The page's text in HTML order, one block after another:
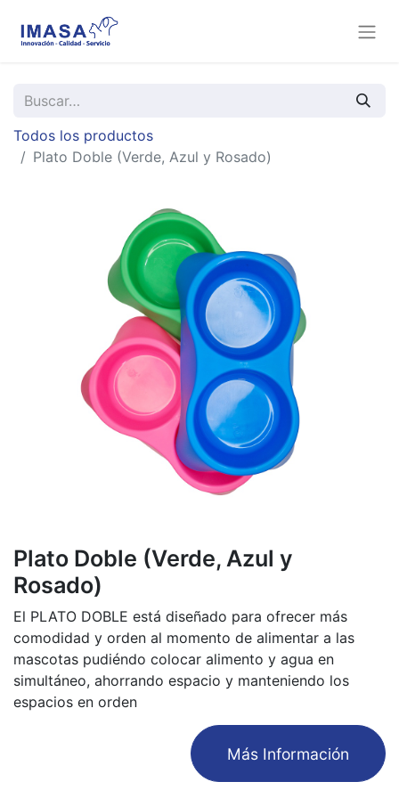
Todos los productos
Plato Doble (Verde, Azul y Rosado)
Plato Doble (Verde, Azul y
Rosado)
El PLATO DOBLE está diseñado para ofrecer más
comodidad y orden al momento de alimentar a las
mascotas pudiéndo colocar alimento y agua en
simultáneo, ahorrando espacio y manteniendo los
espacios en orden
​Más Información